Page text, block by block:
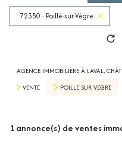
72350 - Poillé-sur-Vègre
AGENCE IMMOBILIÈRE À LAVAL,
VENTE
POILLE SUR VEGRE
1annonce(s) de ventes